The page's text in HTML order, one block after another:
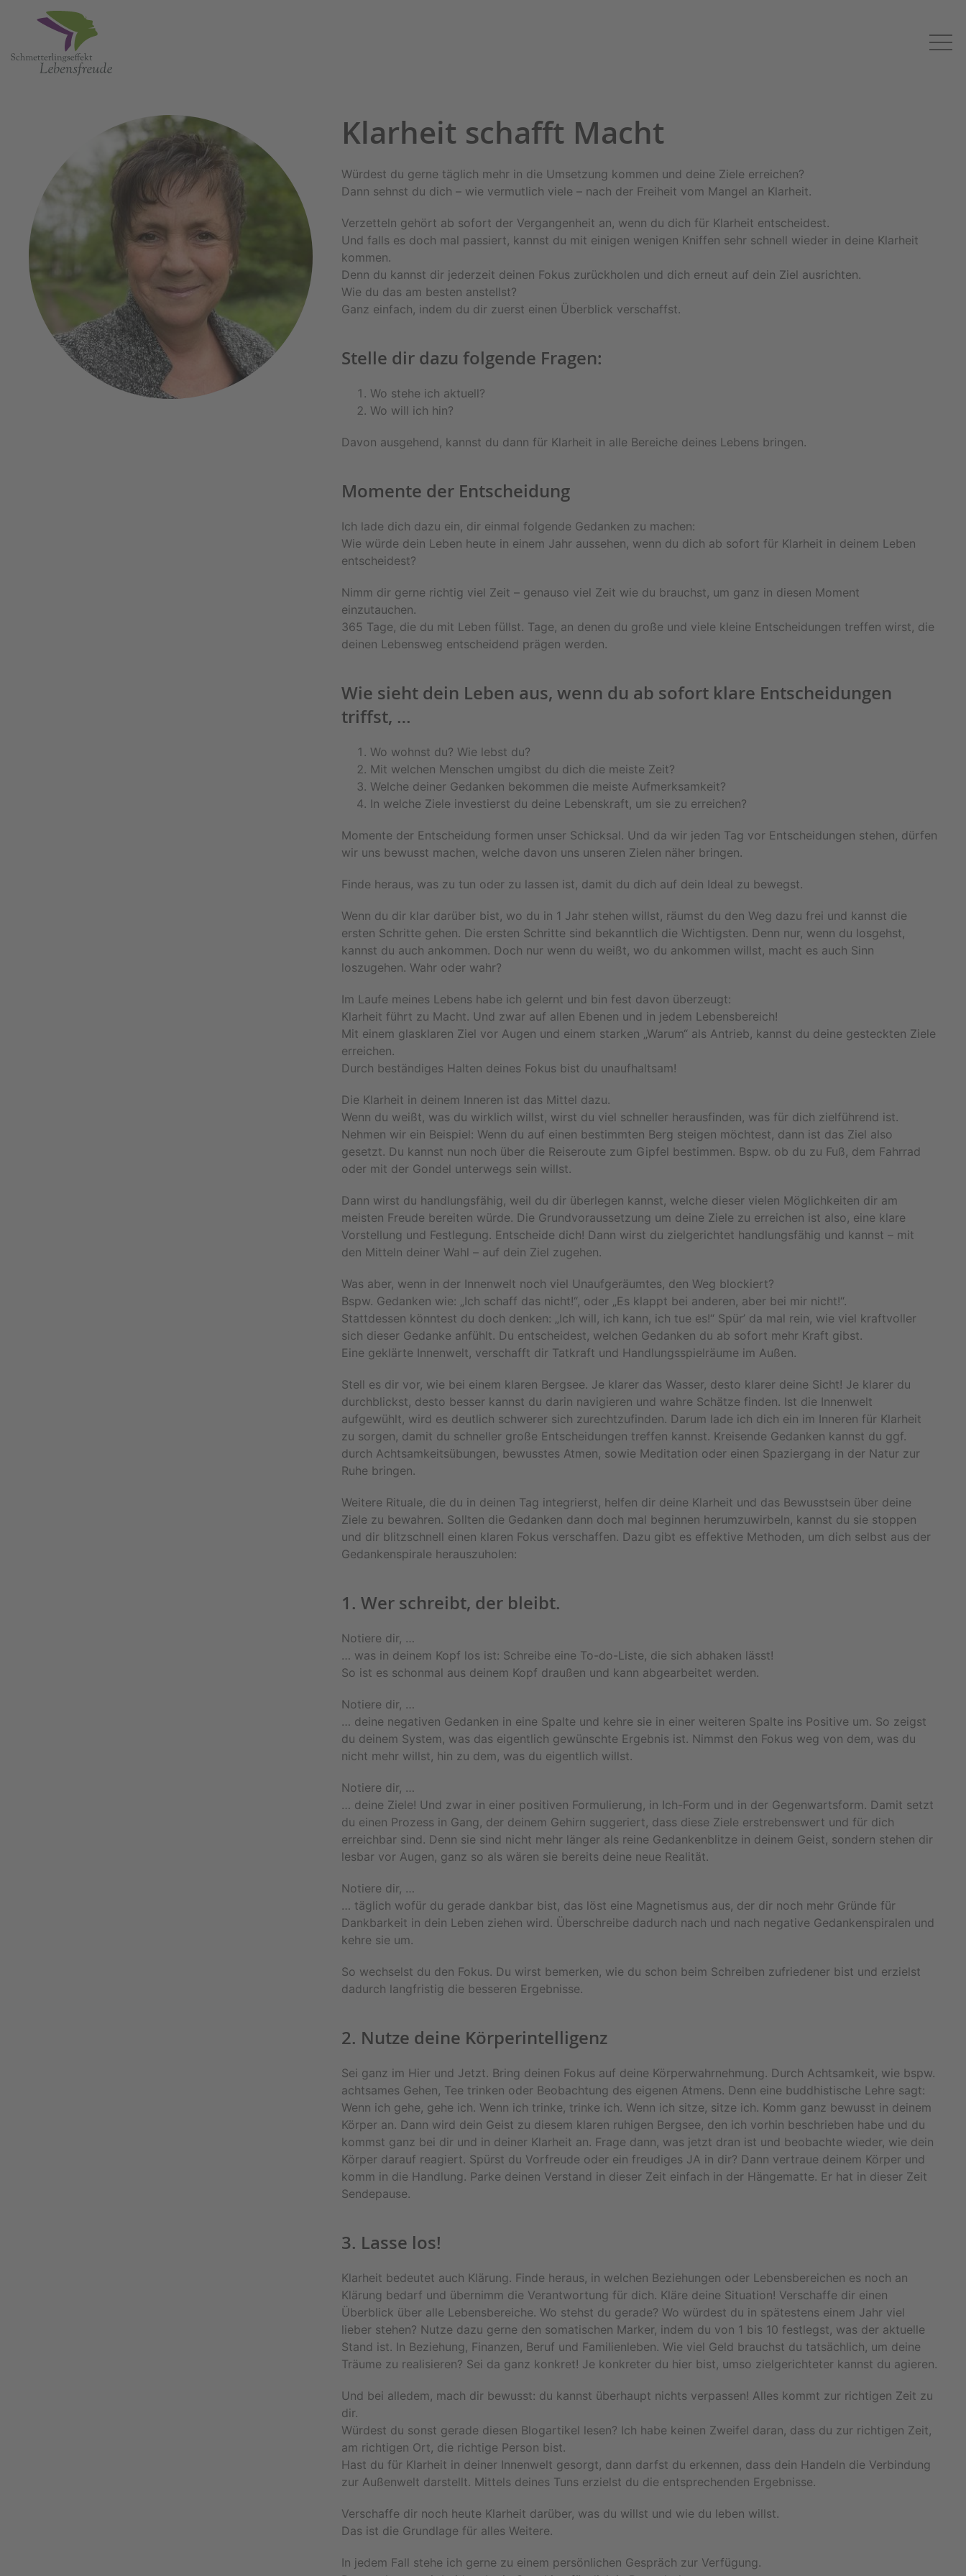
Klarheit schafft Macht
Würdest du gerne täglich mehr in die Umsetzung kommen und deine Ziele erreichen?
Dann sehnst du dich – wie vermutlich viele – nach der Freiheit vom Mangel an Klarheit.
Verzetteln gehört ab sofort der Vergangenheit an, wenn du dich für Klarheit entscheidest.
Und falls es doch mal passiert, kannst du mit einigen wenigen Kniffen sehr schnell wieder in deine Klarheit
kommen.
Denn du kannst dir jederzeit deinen Fokus zurückholen und dich erneut auf dein Ziel ausrichten.
Wie du das am besten anstellst?
Ganz einfach, indem du dir zuerst einen Überblick verschaffst.
Stelle dir dazu folgende Fragen:
Wo stehe ich aktuell?
Wo will ich hin?
Davon ausgehend, kannst du dann für Klarheit in alle Bereiche deines Lebens bringen.
Momente der Entscheidung
Ich lade dich dazu ein, dir einmal folgende Gedanken zu machen:
Wie würde dein Leben heute in einem Jahr aussehen, wenn du dich ab sofort für Klarheit in deinem Leben
entscheidest?
Nimm dir gerne richtig viel Zeit – genauso viel Zeit wie du brauchst, um ganz in diesen Moment
einzutauchen.
365 Tage, die du mit Leben füllst. Tage, an denen du große und viele kleine Entscheidungen treffen wirst, die
deinen Lebensweg entscheidend prägen werden.
Wie sieht dein Leben aus, wenn du ab sofort klare Entscheidungen
triffst, …
Wo wohnst du? Wie lebst du?
Mit welchen Menschen umgibst du dich die meiste Zeit?
Welche deiner Gedanken bekommen die meiste Aufmerksamkeit?
In welche Ziele investierst du deine Lebenskraft, um sie zu erreichen?
Momente der Entscheidung formen unser Schicksal. Und da wir jeden Tag vor Entscheidungen stehen, dürfen
wir uns bewusst machen, welche davon uns unseren Zielen näher bringen.
Finde heraus, was zu tun oder zu lassen ist, damit du dich auf dein Ideal zu bewegst.
Wenn du dir klar darüber bist, wo du in 1 Jahr stehen willst, räumst du den Weg dazu frei und kannst die
ersten Schritte gehen. Die ersten Schritte sind bekanntlich die Wichtigsten. Denn nur, wenn du losgehst,
kannst du auch ankommen. Doch nur wenn du weißt, wo du ankommen willst, macht es auch Sinn
loszugehen. Wahr oder wahr?
Im Laufe meines Lebens habe ich gelernt und bin fest davon überzeugt:
Klarheit führt zu Macht. Und zwar auf allen Ebenen und in jedem Lebensbereich!
Mit einem glasklaren Ziel vor Augen und einem starken „Warum“ als Antrieb, kannst du deine gesteckten Ziele
erreichen.
Durch beständiges Halten deines Fokus bist du unaufhaltsam!
Die Klarheit in deinem Inneren ist das Mittel dazu.
Wenn du weißt, was du wirklich willst, wirst du viel schneller herausfinden, was für dich zielführend ist.
Nehmen wir ein Beispiel: Wenn du auf einen bestimmten Berg steigen möchtest, dann ist das Ziel also
gesetzt. Du kannst nun noch über die Reiseroute zum Gipfel bestimmen. Bspw. ob du zu Fuß, dem Fahrrad
oder mit der Gondel unterwegs sein willst.
Dann wirst du handlungsfähig, weil du dir überlegen kannst, welche dieser vielen Möglichkeiten dir am
meisten Freude bereiten würde. Die Grundvoraussetzung um deine Ziele zu erreichen ist also, eine klare
Vorstellung und Festlegung. Entscheide dich! Dann wirst du zielgerichtet handlungsfähig und kannst – mit
den Mitteln deiner Wahl – auf dein Ziel zugehen.
Was aber, wenn in der Innenwelt noch viel Unaufgeräumtes, den Weg blockiert?
Bspw. Gedanken wie: „Ich schaff das nicht!“, oder „Es klappt bei anderen, aber bei mir nicht!“.
Stattdessen könntest du doch denken: „Ich will, ich kann, ich tue es!“ Spür’ da mal rein, wie viel kraftvoller
sich dieser Gedanke anfühlt. Du entscheidest, welchen Gedanken du ab sofort mehr Kraft gibst.
Eine geklärte Innenwelt, verschafft dir Tatkraft und Handlungsspielräume im Außen.
Stell es dir vor, wie bei einem klaren Bergsee. Je klarer das Wasser, desto klarer deine Sicht! Je klarer du
durchblickst, desto besser kannst du darin navigieren und wahre Schätze finden. Ist die Innenwelt
aufgewühlt, wird es deutlich schwerer sich zurechtzufinden. Darum lade ich dich ein im Inneren für Klarheit
zu sorgen, damit du schneller große Entscheidungen treffen kannst. Kreisende Gedanken kannst du ggf.
durch Achtsamkeitsübungen, bewusstes Atmen, sowie Meditation oder einen Spaziergang in der Natur zur
Ruhe bringen.
Weitere Rituale, die du in deinen Tag integrierst, helfen dir deine Klarheit und das Bewusstsein über deine
Ziele zu bewahren. Sollten die Gedanken dann doch mal beginnen herumzuwirbeln, kannst du sie stoppen
und dir blitzschnell einen klaren Fokus verschaffen. Dazu gibt es effektive Methoden, um dich selbst aus der
Gedankenspirale herauszuholen:
1. Wer schreibt, der bleibt.
Notiere dir, …
… was in deinem Kopf los ist: Schreibe eine To-do-Liste, die sich abhaken lässt!
So ist es schonmal aus deinem Kopf draußen und kann abgearbeitet werden.
Notiere dir, …
… deine negativen Gedanken in eine Spalte und kehre sie in einer weiteren Spalte ins Positive um. So zeigst
du deinem System, was das eigentlich gewünschte Ergebnis ist. Nimmst den Fokus weg von dem, was du
nicht mehr willst, hin zu dem, was du eigentlich willst.
Notiere dir, …
… deine Ziele! Und zwar in einer positiven Formulierung, in Ich-Form und in der Gegenwartsform. Damit setzt
du einen Prozess in Gang, der deinem Gehirn suggeriert, dass diese Ziele erstrebenswert und für dich
erreichbar sind. Denn sie sind nicht mehr länger als reine Gedankenblitze in deinem Geist, sondern stehen dir
lesbar vor Augen, ganz so als wären sie bereits deine neue Realität.
Notiere dir, …
… täglich wofür du gerade dankbar bist, das löst eine Magnetismus aus, der dir noch mehr Gründe für
Dankbarkeit in dein Leben ziehen wird. Überschreibe dadurch nach und nach negative Gedankenspiralen und
kehre sie um.
So wechselst du den Fokus. Du wirst bemerken, wie du schon beim Schreiben zufriedener bist und erzielst
dadurch langfristig die besseren Ergebnisse.
2. Nutze deine Körperintelligenz
Sei ganz im Hier und Jetzt. Bring deinen Fokus auf deine Körperwahrnehmung. Durch Achtsamkeit, wie bspw.
achtsames Gehen, Tee trinken oder Beobachtung des eigenen Atmens. Denn eine buddhistische Lehre sagt:
Wenn ich gehe, gehe ich. Wenn ich trinke, trinke ich. Wenn ich sitze, sitze ich. Komm ganz bewusst in deinem
Körper an. Dann wird dein Geist zu diesem klaren ruhigen Bergsee, den ich vorhin beschrieben habe und du
kommst ganz bei dir und in deiner Klarheit an. Frage dann, was jetzt dran ist und beobachte wieder, wie dein
Körper darauf reagiert. Spürst du Vorfreude oder ein freudiges JA in dir? Dann vertraue deinem Körper und
komm in die Handlung. Parke deinen Verstand in dieser Zeit einfach in der Hängematte. Er hat in dieser Zeit
Sendepause.
3. Lasse los!
Klarheit bedeutet auch Klärung. Finde heraus, in welchen Beziehungen oder Lebensbereichen es noch an
Klärung bedarf und übernimm die Verantwortung für dich. Kläre deine Situation! Verschaffe dir einen
Überblick über alle Lebensbereiche. Wo stehst du gerade? Wo würdest du in spätestens einem Jahr viel
lieber stehen? Nutze dazu gerne den somatischen Marker, indem du von 1 bis 10 festlegst, was der aktuelle
Stand ist. In Beziehung, Finanzen, Beruf und Familienleben. Wie viel Geld brauchst du tatsächlich, um deine
Träume zu realisieren? Sei da ganz konkret! Je konkreter du hier bist, umso zielgerichteter kannst du agieren.
Und bei alledem, mach dir bewusst: du kannst überhaupt nichts verpassen! Alles kommt zur richtigen Zeit zu
dir.
Würdest du sonst gerade diesen Blogartikel lesen? Ich habe keinen Zweifel daran, dass du zur richtigen Zeit,
am richtigen Ort, die richtige Person bist.
Hast du für Klarheit in deiner Innenwelt gesorgt, dann darfst du erkennen, dass dein Handeln die Verbindung
zur Außenwelt darstellt. Mittels deines Tuns erzielst du die entsprechenden Ergebnisse.
Verschaffe dir noch heute Klarheit darüber, was du willst und wie du leben willst.
Das ist die Grundlage für alles Weitere.
In jedem Fall stehe ich gerne zu einem persönlichen Gespräch zur Verfügung.